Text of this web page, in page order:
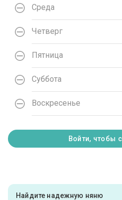
Среда
Четверг
Пятница
Суббота
Воскресенье
Войти, чтобы
Найдите надежную няню